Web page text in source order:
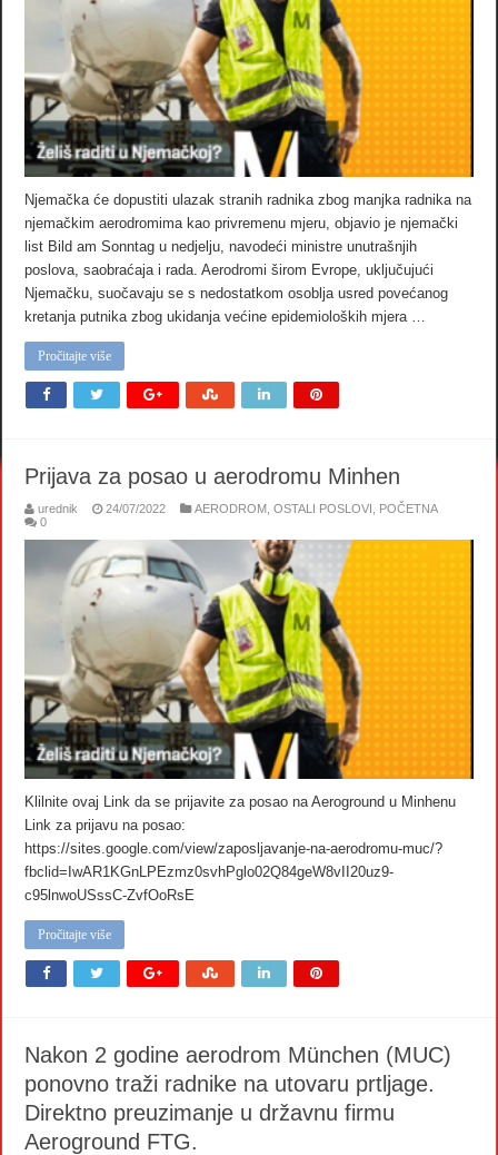
Njemačka će dopustiti ulazak stranih radnika zbog manjka radnika na
njemačkim aerodromima kao privremenu mjeru, objavio je njemački
list Bild am Sonntag u nedjelju, navodeći ministre unutrašnjih
poslova, saobraćaja i rada. Aerodromi širom Evrope, uključujući
Njemačku, suočavaju se s nedostatkom osoblja usred povećanog
kretanja putnika zbog ukidanja većine epidemioloških mjera …
Pročitajte više
Prijava za posao u aerodromu Minhen
urednik 24/07/2022 AERODROM ,OSTALI POSLOVI
POČETNA
0
Klilnite ovaj Link da se prijavite za posao na Aeroground u Minhenu
Link za prijavu na posao:
https://sites.google.com/view/zaposljavanje-na-aerodromu-muc/?
fbclid=IwAR1KGnLPEzmz0svhPglo02Q84geW8vII20uz9-
c95lnwoUSssC-ZvfOoRsE
Pročitajte više
Nakon 2 godine aerodrom München (MUC)
ponovno traži radnike na utovaru prtljage.
Direktno preuzimanje u državnu firmu
Aeroground FTG.